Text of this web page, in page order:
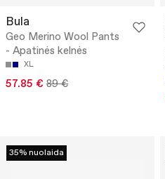
Bula
Geo Merino Wool Pants
- Apatinės kelnės
XL
57.85 € 89 €
35% nuolaida